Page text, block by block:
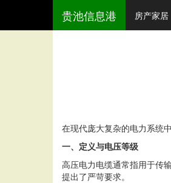
贵池信息港 房产家居
在现代庞大复杂的电力系统中
一、定义与电压等级
高压电力电缆通常指用于传
提出了严苛要求。